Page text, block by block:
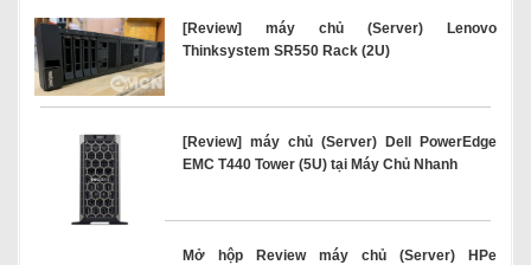
[Review] máy chủ (Server) Lenovo
Thinksystem SR550 Rack (2U)
[Review] máy chủ (Server) Dell PowerEdge
EMC T440 Tower (5U) tại Máy Chủ Nhanh
Mở hộp Review máy chủ (Server) HPe